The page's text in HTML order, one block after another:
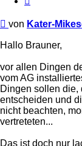
Beitrag
von Kater-
Hallo Brauner,
vor allen Dingen
vom AG
Dingen sollen die,
entscheiden und
nicht beachten,
vertreteten...
Das ist doch nur